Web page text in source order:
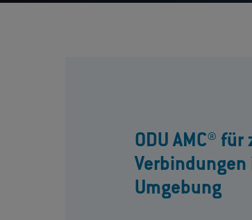
ODU AMC®
Umgebung